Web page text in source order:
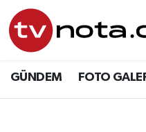
GÜNDEM FOTO
GÜNDEM
Hava Durumu